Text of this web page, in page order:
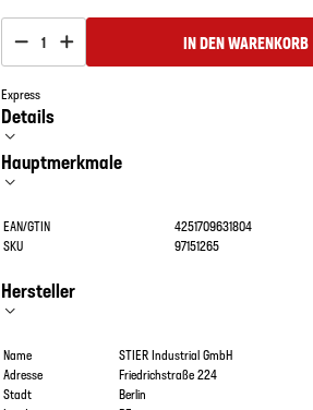
1 IN DEN WARENKORB
Express
Details
Hauptmerkmale
EAN/GTIN
4251709631804
SKU
97151265
Hersteller
Name
STIER Industrial GmbH
Adresse
Friedrichstraße 224
Stadt
Berlin